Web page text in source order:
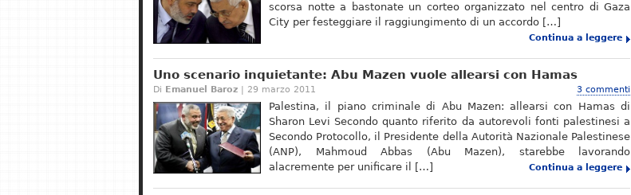
scorsa notte a bastonate un corteo organizzato nel centro di Gaza
City per festeggiare il raggiungimento di un accordo […]
Continua a leggere
Uno scenario inquietante: Abu Mazen vuole allearsi con Hamas
Di Emanuel Baroz | 29 marzo 2011 3 commenti
Palestina, il piano criminale di Abu Mazen: allearsi con Hamas di
Sharon Levi Secondo quanto riferito da autorevoli fonti palestinesi a
Secondo Protocollo, il Presidente della Autorità Nazionale Palestinese
(ANP), Mahmoud Abbas (Abu Mazen), starebbe lavorando
alacremente per unificare il […]
Continua a leggere